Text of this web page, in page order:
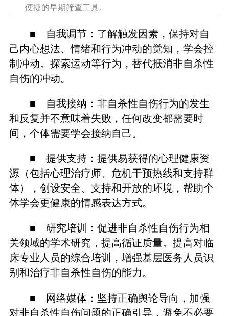
便捷的早期筛查工具。
■ 自我调节：了解触发因素，保持对自
己内心想法、情绪和行为冲动的觉知，学会控
制冲动。探索运动等行为，替代抵消非自杀性
自伤的冲动。
■ 自我接纳：非自杀性自伤行为的发生
和反复并不意味着失败，任何改变都需要时
间，个体需要学会接纳自己。
■ 提供支持：提供易获得的心理健康资
源（包括心理治疗师、危机干预热线和支持群
体），创设安全、支持和开放的环境，帮助个
体学会更健康的情感表达方式。
■ 研究培训：促进非自杀性自伤行为相
关领域的学术研究，提高循证质量。提高对临
床专业人员的综合培训，增强基层医务人员识
别和治疗非自杀性自伤的能力。
■ 网络媒体：坚持正确舆论导向，加强
对非自杀性自伤问题的正确引导，避免不必要